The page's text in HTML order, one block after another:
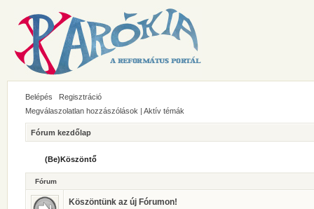
Belépés
Regisztráció
Megválaszolatlan hozzászólások | Aktív témák
Fórum kezdőlap
(Be)Köszöntő
Fórum
Köszöntünk az új Fórumon!